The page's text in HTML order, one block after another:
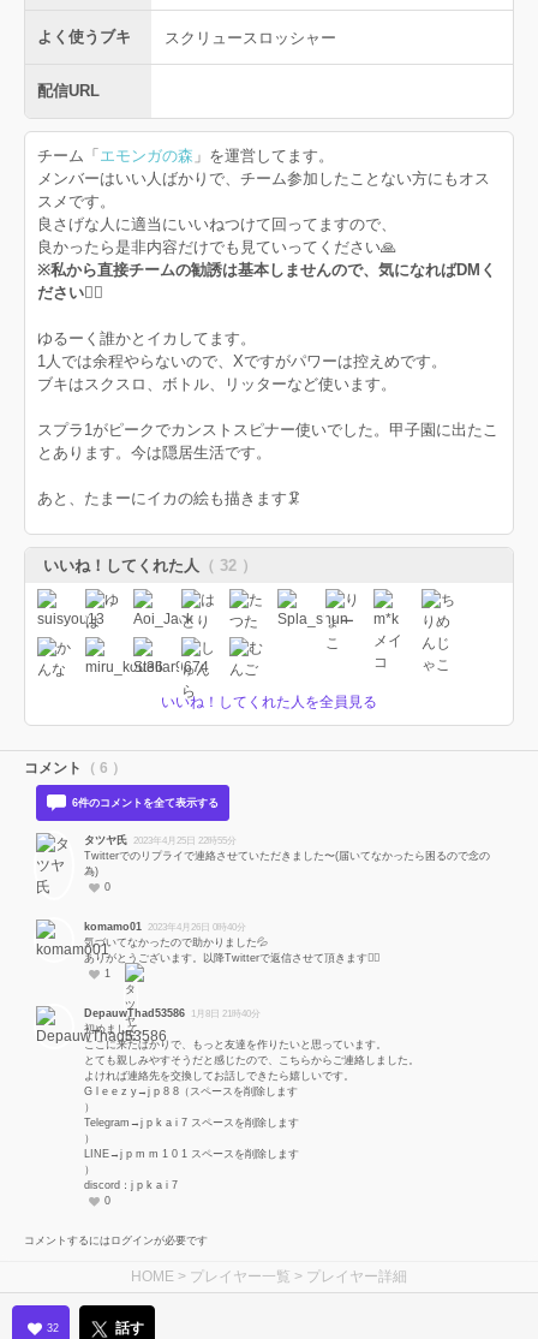
よく使うブキ スクリュースロッシャー
配信URL
チーム「 エモンガの森 」を運営してます。
メンバーはいい人ばかりで、チーム参加したことない方にもオス
スメです。
良さげな人に適当にいいねつけて回ってますので、
良かったら是非内容だけでも見ていってください🙏
※私から直接チームの勧誘は基本しませんので、気になればDMく
ださい🙇‍♂️
ゆるーく誰かとイカしてます。
1人では余程やらないので、Xですがパワーは控えめです。
ブキはスクスロ、ボトル、リッターなど使います。
スプラ1がピークでカンストスピナー使いでした。甲子園に出たこ
とあります。今は隠居生活です。
あと、たまーにイカの絵も描きます🦑
いいね！してくれた人 （ 32 ）
いいね！してくれた人を全員見る
コメント （ 6 ）
6件のコメントを全て表示する
タツヤ氏 2023年4月25日 22時55分
Twitterでのリプライで連絡させていただきました〜(届いてなかったら困るので念の
為)
0
komamo01 2023年4月26日 0時40分
気づいてなかったので助かりました💦
ありがとうございます。以降Twitterで返信させて頂きます🙇‍♀️
1
DepauwThad53586 1月8日 21時40分
初めまして。
ここに来たばかりで、もっと友達を作りたいと思っています。
とても親しみやすそうだと感じたので、こちらからご連絡しました。
よければ連絡先を交換してお話しできたら嬉しいです。
G l e e z y→j p 8 8（スペースを削除します
）
Telegram→j p k a i 7 スペースを削除します
）
LINE→j p m m 1 0 1 スペースを削除します
）
discord：j p k a i 7
0
コメントするにはログインが必要です
HOME > プレイヤー一覧 > プレイヤー詳細
32 話す